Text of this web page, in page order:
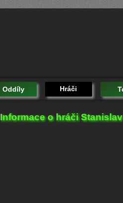
Oddíly Hráči
Informace o hráči